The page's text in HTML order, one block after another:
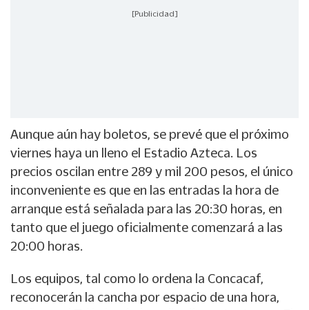
[Publicidad]
Aunque aún hay boletos, se prevé que el próximo
viernes haya un lleno el Estadio Azteca. Los
precios oscilan entre 289 y mil 200 pesos, el único
inconveniente es que en las entradas la hora de
arranque está señalada para las 20:30 horas, en
tanto que el juego oficialmente comenzará a las
20:00 horas.
Los equipos, tal como lo ordena la Concacaf,
reconocerán la cancha por espacio de una hora,